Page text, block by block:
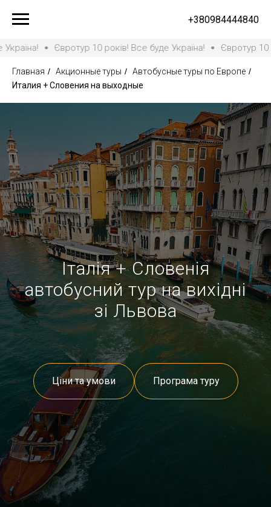
+380984444840
Євротур 10 років! Все буде Україна! Євротур 10 років!
Главная / Акционные туры / Автобусные туры по Европе /
Италия + Словения на выходные
Італія + Словенія
автобусний тур на вихідні
зі Львова
Ціни та умови Програма туру